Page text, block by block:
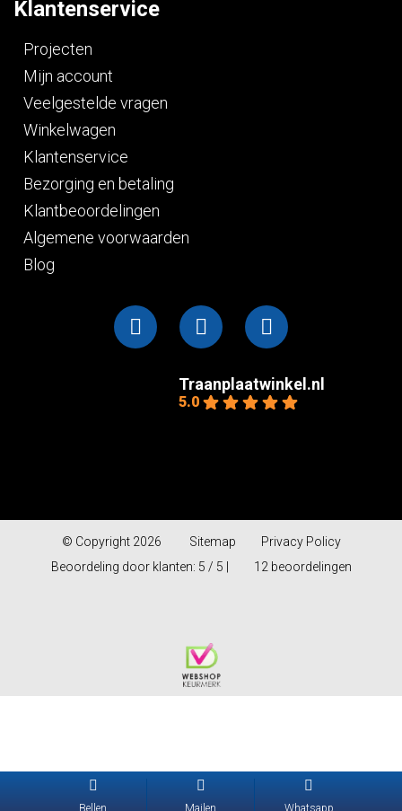
Bellen Mailen Whatsapp
Klantenservice
Projecten
Mijn account
Veelgestelde vragen
Winkelwagen
Klantenservice
Bezorging en betaling
Klantbeoordelingen
Algemene voorwaarden
Blog
Traanplaatwinkel.nl
5.0
© Copyright 2026 Sitemap
Privacy Policy
Beoordeling door klanten: 5 / 5 |
12 beoordelingen
5.0
powered by